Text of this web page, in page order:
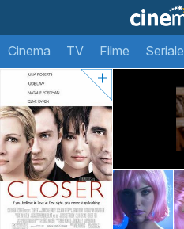
Cinema TV Filme Seriale